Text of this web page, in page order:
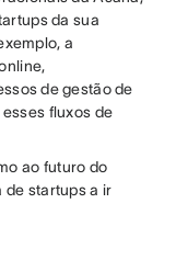
da sua
a
de gestão de
fluxos de
ao futuro do
de startups a ir